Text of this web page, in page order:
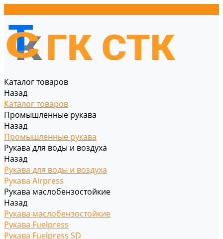
Каталог товаров
Назад
Каталог товаров
Промышленные рукава
Назад
Промышленные рукава
Рукава для воды и воздуха
Назад
Рукава для воды и воздуха
Рукава Airpress
Рукава маслобензостойкие
Назад
Рукава маслобензостойкие
Рукава Fuelpress
Рукава Fuelpress SD